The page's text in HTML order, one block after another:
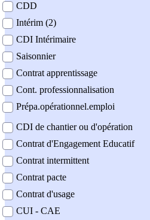
CDD
Intérim (2)
CDI Intérimaire
Saisonnier
Contrat apprentissage
Cont. professionnalisation
Prépa.opérationnel.emploi
CDI de chantier ou d'opération
Contrat d'Engagement Educatif
Contrat intermittent
Contrat pacte
Contrat d'usage
CUI - CAE